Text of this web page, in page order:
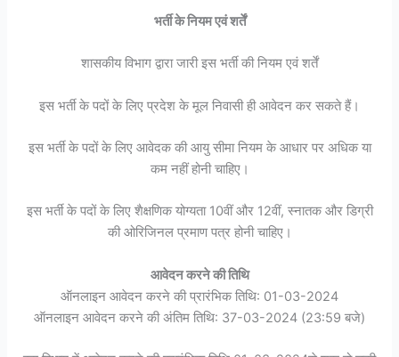
भर्ती के नियम एवं शर्तें
शासकीय विभाग द्वारा जारी इस भर्ती की नियम एवं शर्तें
इस भर्ती के पदों के लिए प्रदेश के मूल निवासी ही आवेदन कर सकते हैं।
इस भर्ती के पदों के लिए आवेदक की आयु सीमा नियम के आधार पर अधिक या
कम नहीं होनी चाहिए।
इस भर्ती के पदों के लिए शैक्षणिक योग्यता 10वीं और 12वीं, स्नातक और डिग्री
की ओरिजिनल प्रमाण पत्र होनी चाहिए।
आवेदन करने की तिथि
ऑनलाइन आवेदन करने की प्रारंभिक तिथि: 01-03-2024
ऑनलाइन आवेदन करने की अंतिम तिथि: 37-03-2024 (23:59 बजे)